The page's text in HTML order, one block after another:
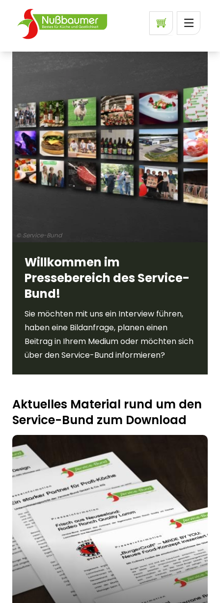
© Service-Bund
Willkommen im
Pressebereich des Service-
Bund!
Sie möchten mit uns ein Interview führen,
haben eine Bildanfrage, planen einen
Beitrag in Ihrem Medium oder möchten sich
über den Service-Bund informieren?
Aktuelles Material rund um den
Service-Bund zum Download